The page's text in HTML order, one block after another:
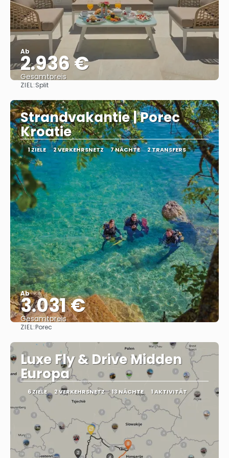
Ab
2.936 €
Gesamtpreis
ZIEL:Split
Strandvakantie | Porec
Kroatie
1 ZIELE 2 VERKEHRSNETZ 7 NÄCHTE 2 TRANSFERS
Ab
3.031 €
Gesamtpreis
ZIEL:Porec
Luxe Fly & Drive Midden
Europa
6 ZIELE 2 VERKEHRSNETZ 13 NÄCHTE 1 AKTIVITÄT